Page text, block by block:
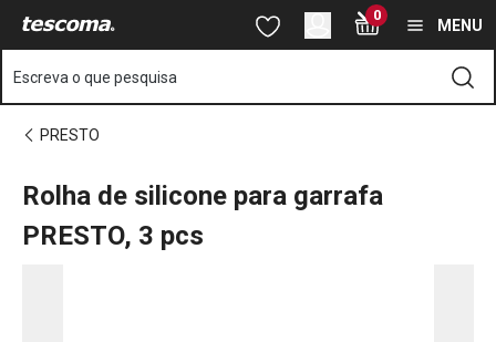
Está na página Rolha de silicone para garrafa PRESTO, 3 pcs
Saltar para o conteúdo principal
Saltar para a pesquisa
Saltar para a navegação 0
MENU
Escreva o que pesquisa
PRESTO
Rolha de silicone para garrafa
PRESTO, 3 pcs